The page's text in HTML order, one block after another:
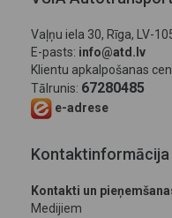
Vaļņu iela 30, Rīga, LV-
E-pasts: info@atd.lv
Klientu apkalpošanas
Tālrunis: 67280485
e-adrese
Kontaktinformācija
Kontakti un
Medijiem